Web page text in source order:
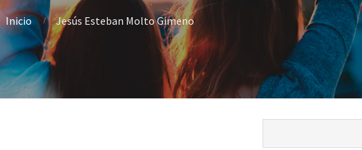
Inicio Jesús Esteban Molto Gimeno